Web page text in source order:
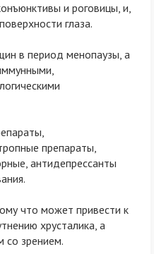
и роговицы, и,
глаза.
в период менопаузы, а
препараты,
антидепрессанты
что может привести к
хрусталика, а
со зрением.